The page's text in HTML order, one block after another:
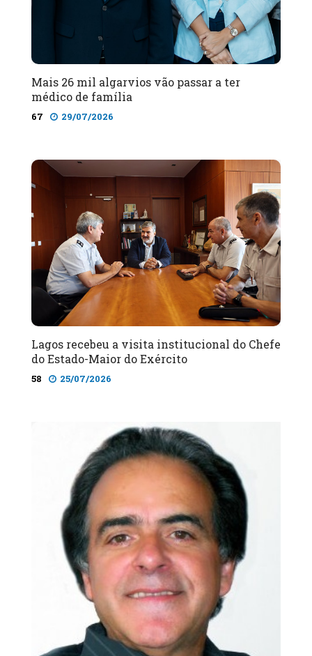
Mais 26 mil algarvios vão passar a ter
médico de família
67 29/07/2026
Lagos recebeu a visita institucional do Chefe
do Estado-Maior do Exército
58 25/07/2026